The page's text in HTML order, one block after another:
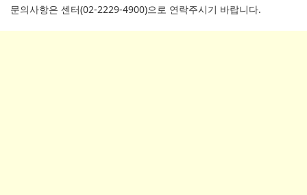
문의사항은 센터(02-2229-4900)으로 연락주시기 바랍니다.